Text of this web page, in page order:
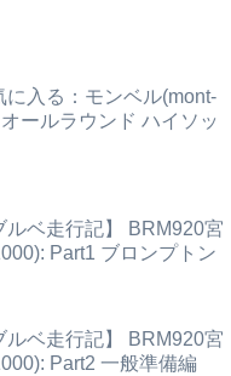
に入る：モンベル(mont-
ールラウンド ハイソッ
ルベ走行記】 BRM920宮
Part1 ブロンプトン
ルベ走行記】 BRM920宮
Part2 一般準備編